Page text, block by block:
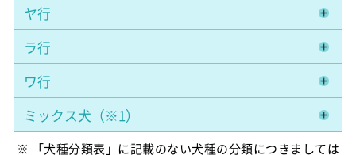
ヤ行
ラ行
ワ行
ミックス犬（※1）
※ 「犬種分類表」に記載のない犬種の分類につきましては